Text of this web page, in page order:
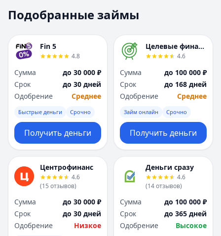
Набережные Челны
Нижний Новгород
Новокузнецк
Новосибирск
Омск
П
Пермь
Р
Ростов-на-Дону
Рязань
С
Самара
Санкт-Петербург
Саратов
Набережные
Нижний Новгород
Новокузнецк
Новосибирск
Омск
Оренбург
П
Пермь
Р
Ростов-на-Дону
Рязань
С
Самара
Санкт-Петербург
Саратов
Подобранные займы
Fin 5
4.8
Сумма
до 30 000 ₽
Срок
до 30 дней
Одобрение
Среднее
Быстрые деньги Срочно
Получить деньги
Целевые финансы
4.6
Сумма
до 100 000 ₽
Срок
до 168 дней
Одобрение
Среднее
Займ онлайн Срочно
Получить деньги
Центрофинанс
4.6
(15 отзывов)
Сумма
до 30 000 ₽
Срок
до 30 дней
Одобрение
Низкое
Деньги сразу
4.6
(14отзывов)
Сумма
до 100 000 ₽
Срок
до 365 дней
Одобрение
Высокое